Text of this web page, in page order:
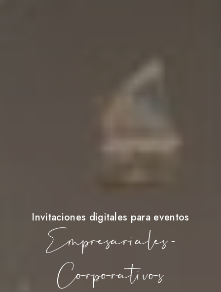
Invitaciones digitales para eventos
Empresariales -
Corporativos